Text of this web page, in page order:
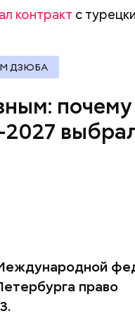
контракт с
ДЗЮБА
почему
право
мира
проходит
чемпионат еще и
а значит, и
документы